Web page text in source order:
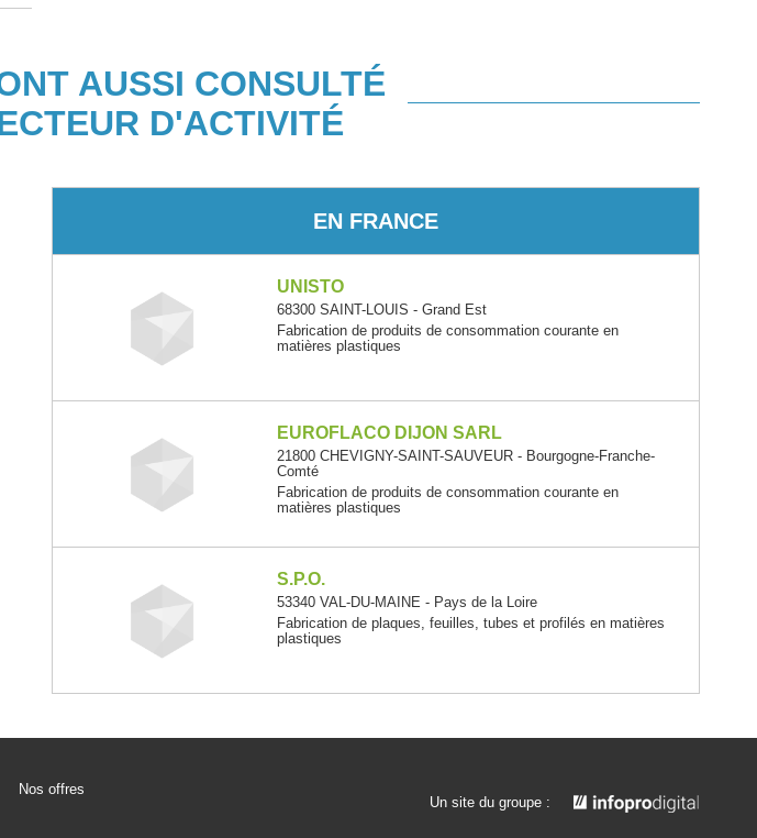
AUSSI CONSULTÉ
D'ACTIVITÉ
EN FRANCE
UNISTO
68300 SAINT-LOUIS - Grand Est
Fabrication de produits de consommation courante en
matières plastiques
EUROFLACO DIJON SARL
21800 CHEVIGNY-SAINT-SAUVEUR - Bourgogne-Franche-
Comté
Fabrication de produits de consommation courante en
matières plastiques
S.P.O.
53340 VAL-DU-MAINE - Pays de la Loire
Fabrication de plaques, feuilles, tubes et profilés en matières
plastiques
Nos offres
Un site du groupe :